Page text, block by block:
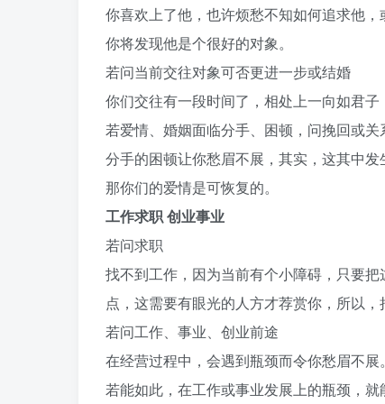
你喜欢上了他，也许烦愁不知如何追求他
你将发现他是个很好的对象。
若问当前交往对象可否更进一步或结婚
你们交往有一段时间了，相处上一向如君
若爱情、婚姻面临分手、困顿，问挽回或关
分手的困顿让你愁眉不展，其实，这其中
那你们的爱情是可恢复的。
工作求职 创业事业
若问求职
找不到工作，因为当前有个小障碍，只要
点，这需要有眼光的人方才荐赏你，所以
若问工作、事业、创业前途
在经营过程中，会遇到瓶颈而令你愁眉不
若能如此，在工作或事业发展上的瓶颈，就